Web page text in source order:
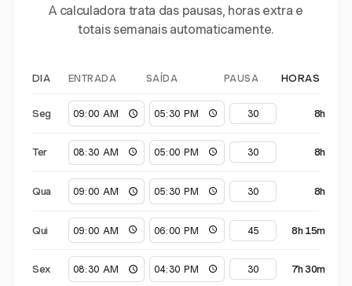
A calculadora trata das pausas, horas extra e
totais semanais automaticamente.
DIA ENTRADA SAÍDA PAUSA HORAS
Seg 8h
Ter 8h
Qua 8h
Qui 8h 15m
Sex 7h 30m